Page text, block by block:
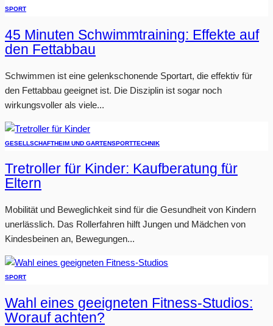
SPORT
45 Minuten Schwimmtraining: Effekte auf
den Fettabbau
Schwimmen ist eine gelenkschonende Sportart, die effektiv für
den Fettabbau geeignet ist. Die Disziplin ist sogar noch
wirkungsvoller als viele...
GESELLSCHAFTHEIM UND GARTENSPORTTECHNIK
Tretroller für Kinder: Kaufberatung für
Eltern
Mobilität und Beweglichkeit sind für die Gesundheit von Kindern
unerlässlich. Das Rollerfahren hilft Jungen und Mädchen von
Kindesbeinen an, Bewegungen...
SPORT
Wahl eines geeigneten Fitness-Studios:
Worauf achten?